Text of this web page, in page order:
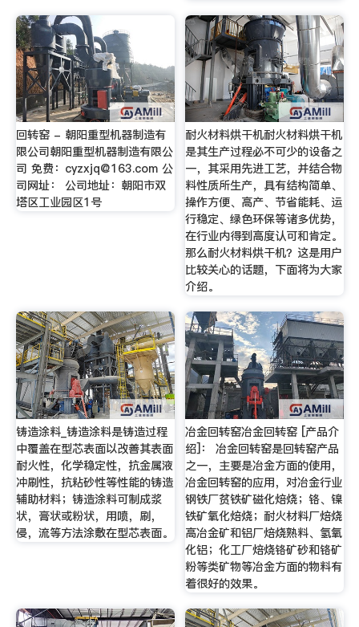
回转窑 - 朝阳重型机器制造有
限公司朝阳重型机器制造有限公
司 免费： cyzxjq@163.com公
司网址： 公司地址：朝阳市双
塔区工业园区1号
耐火材料烘干机耐火材料烘干机
是其生产过程必不可少的设备之
一，其采用先进工艺，并结合物
料性质所生产，具有结构简单、
操作方便、高产、节省能耗、运
行稳定、绿色环保等诸多优势，
在行业内得到高度认可和肯定。
那么耐火材料烘干机？这是用户
比较关心的话题，下面将为大家
介绍。
铸造涂料_铸造涂料是铸造过程
中覆盖在型芯表面以改善其表面
耐火性，化学稳定性，抗金属液
冲刷性，抗粘砂性等性能的铸造
辅助材料；铸造涂料可制成浆
状，膏状或粉状，用喷，刷，
侵，流等方法涂敷在型芯表面。
冶金回转窑冶金回转窑 [产品介
绍]： 冶金回转窑是回转窑产品
之一，主要是冶金方面的使用，
冶金回转窑的应用，对冶金行业
钢铁厂贫铁矿磁化焙烧；铬、镍
铁矿氧化焙烧；耐火材料厂焙烧
高冶金矿和铝厂焙烧熟料、氢氧
化铝；化工厂焙烧铬矿砂和铬矿
粉等类矿物等冶金方面的物料有
着很好的效果。